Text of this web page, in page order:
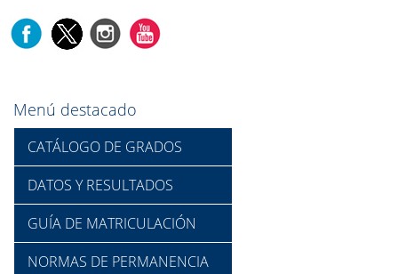
Menú destacado
CATÁLOGO DE GRADOS
DATOS Y RESULTADOS
GUÍA DE MATRICULACIÓN
NORMAS DE PERMANENCIA